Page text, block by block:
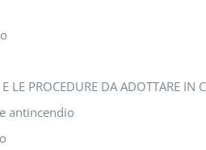
LE PROCEDURE DA ADOTTARE IN
antincendio